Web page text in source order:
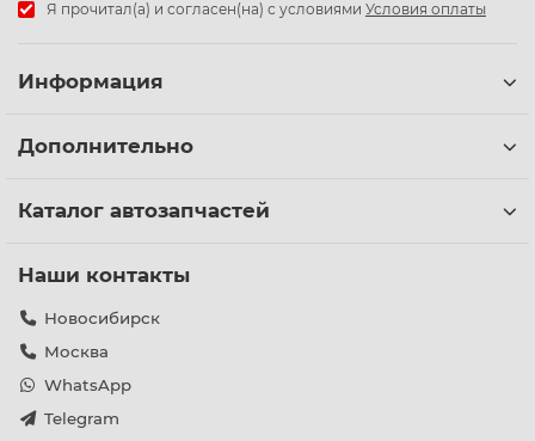
Я прочитал(а) и согласен(на) с условиями Условия оплаты
Информация
Дополнительно
Каталог автозапчастей
Наши контакты
Новосибирск
Москва
WhatsApp
Telegram